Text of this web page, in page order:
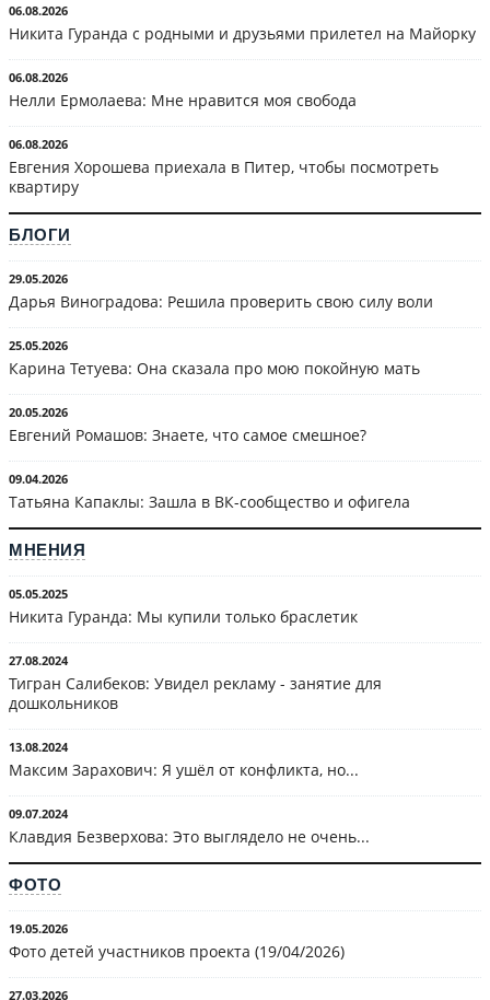
06.08.2026
Никита Гуранда с родными и друзьями прилетел на Майорку
06.08.2026
Нелли Ермолаева: Мне нравится моя свобода
06.08.2026
Евгения Хорошева приехала в Питер, чтобы посмотреть
квартиру
БЛОГИ
29.05.2026
Дарья Виноградова: Решила проверить свою силу воли
25.05.2026
Карина Тетуева: Она сказала про мою покойную мать
20.05.2026
Евгений Ромашов: Знаете, что самое смешное?
09.04.2026
Татьяна Капаклы: Зашла в ВК-сообщество и офигела
МНЕНИЯ
05.05.2025
Никита Гуранда: Мы купили только браслетик
27.08.2024
Тигран Салибеков: Увидел рекламу - занятие для
дошкольников
13.08.2024
Максим Зарахович: Я ушёл от конфликта, но...
09.07.2024
Клавдия Безверхова: Это выглядело не очень...
ФОТО
19.05.2026
Фото детей участников проекта (19/04/2026)
27.03.2026